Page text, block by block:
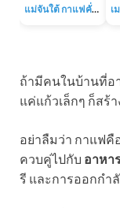
แม่จันใต้ กาแฟคั่ว หอม เข้ม
ถ้ามีคนในบ้านที่อ
แค่แก้วเล็กๆ ก็สร้
อย่าลืมว่า กาแฟ
ควบคู่ไปกับ อาหา
รี และการออกกำ